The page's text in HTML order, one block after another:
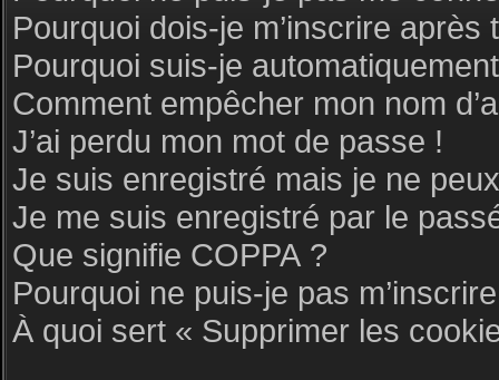
Pourquoi dois-je m’inscrire après
Pourquoi suis-je
Comment empêcher mon nom
J’ai perdu mon mot de passe !
Je suis enregistré mais je ne
Je me suis enregistré par le
Que signifie COPPA ?
Pourquoi ne puis-je pas
À quoi sert « Supprimer les